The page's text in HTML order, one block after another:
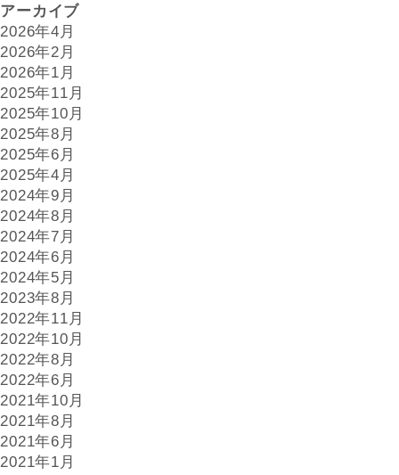
アーカイブ
2026年4月
2026年2月
2026年1月
2025年11月
2025年10月
2025年8月
2025年6月
2025年4月
2024年9月
2024年8月
2024年7月
2024年6月
2024年5月
2023年8月
2022年11月
2022年10月
2022年8月
2022年6月
2021年10月
2021年8月
2021年6月
2021年1月